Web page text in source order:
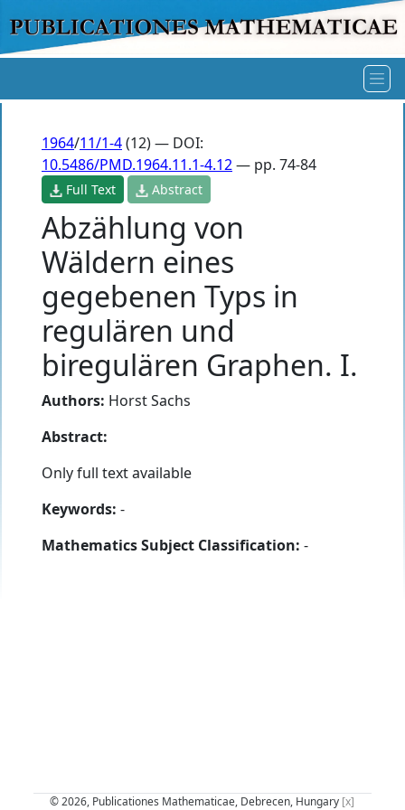
1964/11/1-4(12) — DOI:
10.5486/PMD.1964.11.1-4.12— pp. 74-84
Full Text Abstract
Abzählung von
Wäldern eines
gegebenen Typs in
regulären und
biregulären Graphen. I.
Authors: Horst Sachs
Abstract:
Only full text available
Keywords: -
Mathematics Subject Classification: -
© 2026, Publicationes Mathematicae, Debrecen, Hungary [x]